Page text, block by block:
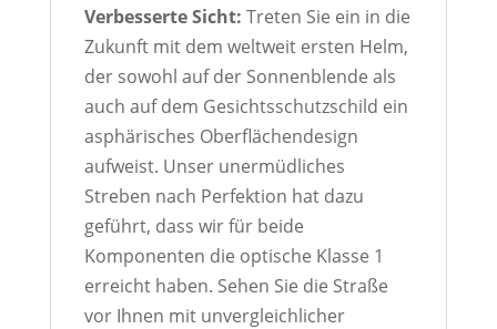
Verbesserte Sicht: Treten Sie ein in die
Zukunft mit dem weltweit ersten Helm,
der sowohl auf der Sonnenblende als
auch auf dem Gesichtsschutzschild ein
asphärisches Oberflächendesign
aufweist. Unser unermüdliches
Streben nach Perfektion hat dazu
geführt, dass wir für beide
Komponenten die optische Klasse 1
erreicht haben. Sehen Sie die Straße
vor Ihnen mit unvergleichlicher